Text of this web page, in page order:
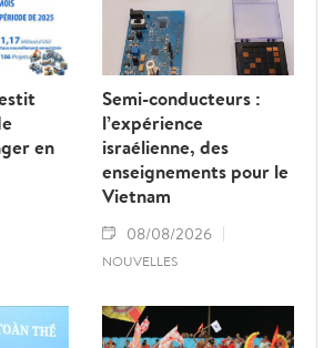
en
Semi-conducteurs :
l’expérience
israélienne, des
enseignements pour le
Vietnam
08/08/2026
NOUVELLES